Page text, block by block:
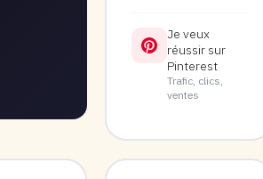
Je veux
réussir sur
Pinterest
Trafic, clics,
ventes